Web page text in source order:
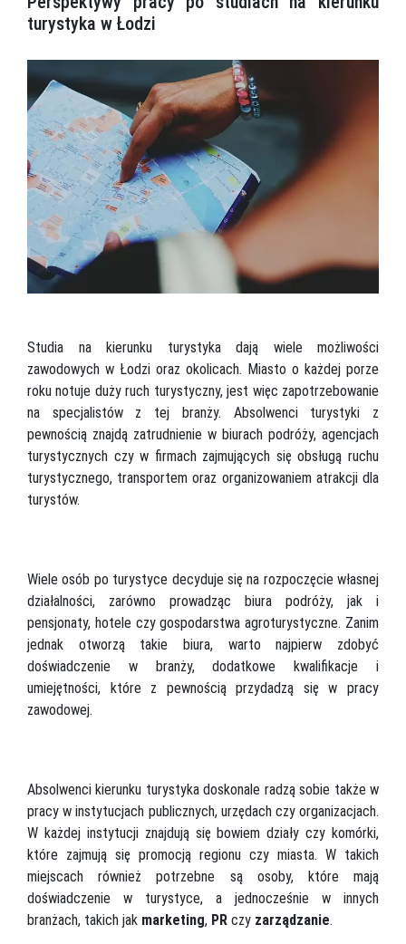
turystyka w Łodzi
Studia na kierunku turystyka dają wiele możliwości
zawodowych w Łodzi oraz okolicach. Miasto o każdej porze
roku notuje duży ruch turystyczny, jest więc zapotrzebowanie
na specjalistów z tej branży. Absolwenci turystyki z
pewnością znajdą zatrudnienie w biurach podróży, agencjach
turystycznych czy w firmach zajmujących się obsługą ruchu
turystycznego, transportem oraz organizowaniem atrakcji dla
turystów.
Wiele osób po turystyce decyduje się na rozpoczęcie własnej
działalności, zarówno prowadząc biura podróży, jak i
pensjonaty, hotele czy gospodarstwa agroturystyczne. Zanim
jednak otworzą takie biura, warto najpierw zdobyć
doświadczenie w branży, dodatkowe kwalifikacje i
umiejętności, które z pewnością przydadzą się w pracy
zawodowej.
Absolwenci kierunku turystyka doskonale radzą sobie także w
pracy w instytucjach publicznych, urzędach czy organizacjach.
W każdej instytucji znajdują się bowiem działy czy komórki,
które zajmują się promocją regionu czy miasta. W takich
miejscach również potrzebne są osoby, które mają
doświadczenie w turystyce, a jednocześnie w innych
branżach, takich jak marketing, PR czy zarządzanie.